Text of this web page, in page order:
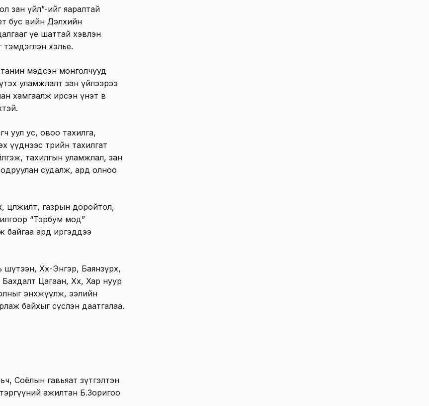
зан үйл”-ийг яаралтай
бус өвийн Дэлхийн
үе шаттай хэвлэн
тэмдэглэн хэлье.
мэдсэн монголчууд
уламжлалт зан үйлээрээ
хамгаалж ирсэн үнэт өв
уул ус, овоо тахилга,
үүднээс төрийн тахилгат
тахилгын уламжлал, зан
судалж, ард олноо
цөлжилт, газрын доройтол,
“Тэрбум мод”
байгаа ард иргэддээ
Хөх-Энгэр, Баянзүрх,
Цагаан, Хөх, Хар нуур
энхжүүлж, ээлийн
байхыг сүслэн даатгалаа.
Соёлын гавьяат зүтгэлтэн
ажилтан Б.Зоригоо